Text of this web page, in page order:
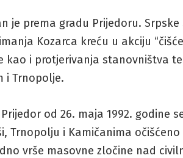
je prema gradu Prijedoru.
Kozarca kreću u akciju
kao i protjerivanja stanovništva
i Trnopolje.
od 26. maja 1992. godine
Trnopolju i Kamičanima
vrše masovne zločine nad